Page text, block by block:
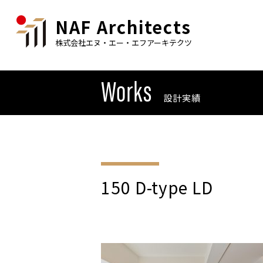
NAF Architects
株式会社エヌ・エー・エフアーキテクツ
Works 設計実績
150 D-type LD